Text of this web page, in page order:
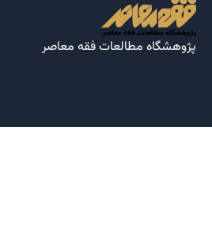
پژوهشگاه مطالعات فقه معاصر